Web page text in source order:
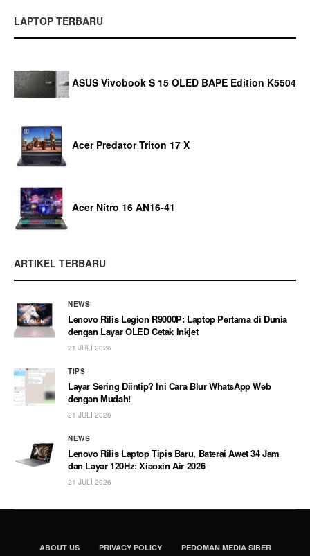
LAPTOP TERBARU
ASUS Vivobook S 15 OLED BAPE Edition K5504
Acer Predator Triton 17 X
Acer Nitro 16 AN16-41
ARTIKEL TERBARU
NEWS
Lenovo Rilis Legion R9000P: Laptop Pertama di Dunia
dengan Layar OLED Cetak Inkjet
21 JULI 2026
TIPS
Layar Sering Diintip? Ini Cara Blur WhatsApp Web
dengan Mudah!
21 JULI 2026
NEWS
Lenovo Rilis Laptop Tipis Baru, Baterai Awet 34 Jam
dan Layar 120Hz: Xiaoxin Air 2026
21 JULI 2026
ABOUT US PRIVACY POLICY PEDOMAN MEDIA SIBER